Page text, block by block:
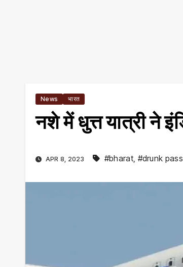
News भारत
नशे में धुत्त यात्री ने
APR 8, 2023 #bharat, #drunk